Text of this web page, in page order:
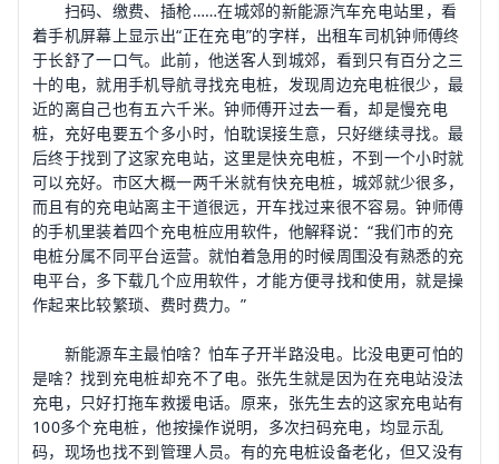
扫码、缴费、插枪……在城郊的新能源汽车充电站里，看
着手机屏幕上显示出“正在充电”的字样，出租车司机钟师傅终
于长舒了一口气。此前，他送客人到城郊，看到只有百分之三
十的电，就用手机导航寻找充电桩，发现周边充电桩很少，最
近的离自己也有五六千米。钟师傅开过去一看，却是慢充电
桩，充好电要五个多小时，怕耽误接生意，只好继续寻找。最
后终于找到了这家充电站，这里是快充电桩，不到一个小时就
可以充好。市区大概一两千米就有快充电桩，城郊就少很多，
而且有的充电站离主干道很远，开车找过来很不容易。钟师傅
的手机里装着四个充电桩应用软件，他解释说：“我们市的充
电桩分属不同平台运营。就怕着急用的时候周围没有熟悉的充
电平台，多下载几个应用软件，才能方便寻找和使用，就是操
作起来比较繁琐、费时费力。”
新能源车主最怕啥？怕车子开半路没电。比没电更可怕的
是啥？找到充电桩却充不了电。张先生就是因为在充电站没法
充电，只好打拖车救援电话。原来，张先生去的这家充电站有
100多个充电桩，他按操作说明，多次扫码充电，均显示乱
码，现场也找不到管理人员。有的充电桩设备老化，但又没有